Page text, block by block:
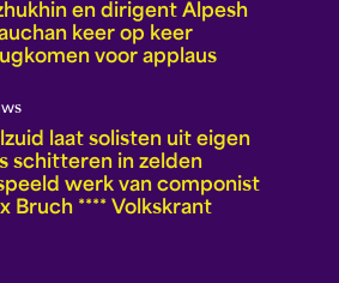
en dirigent Alpesh
keer op keer
voor applaus
laat solisten uit eigen
schitteren in zelden
werk van componist
Bruch **** Volkskrant